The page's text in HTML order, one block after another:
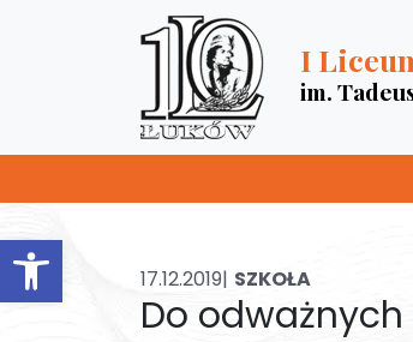
Otwórz pasek narzędzi
I
im.
17.12.2019| SZKOŁA
Do